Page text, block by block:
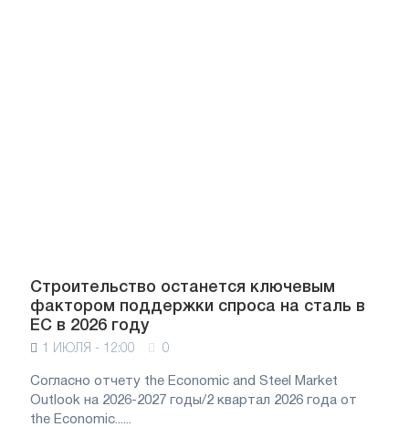
Строительство останется ключевым
фактором поддержки спроса на сталь в
ЕС в 2026 году
1 ИЮЛЯ - 12:00 0
Согласно отчету the Economic and Steel Market
Outlook на 2026-2027 годы/2 квартал 2026 года от
the Economic......